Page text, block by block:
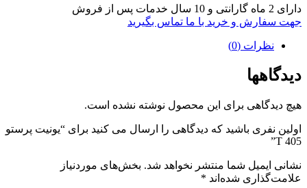
دارای 2 ماه گارانتی و 10 سال خدمات پس از فروش
جهت سفارش و خرید با ما تماس بگیرید
نظرات (0)
دیدگاهها
هیچ دیدگاهی برای این محصول نوشته نشده است.
اولین نفری باشید که دیدگاهی را ارسال می کنید برای “یونیت پرستو
405 T”
نشانی ایمیل شما منتشر نخواهد شد. بخش‌های موردنیاز
علامت‌گذاری شده‌اند *